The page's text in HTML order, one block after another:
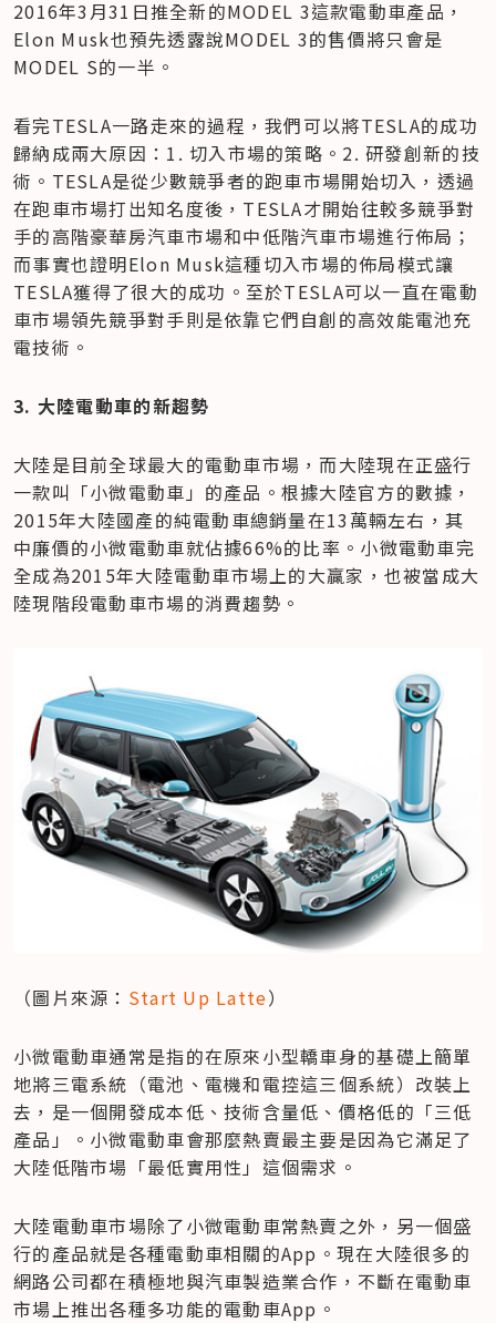
2016年3月31日推全新的MODEL 3這款電動車產品，
Elon Musk也預先透露說MODEL 3的售價將只會是
MODEL S的一半。
看完TESLA一路走來的過程，我們可以將TESLA的成功
歸納成兩大原因：1. 切入市場的策略。2. 研發創新的技
術。TESLA是從少數競爭者的跑車市場開始切入，透過
在跑車市場打出知名度後，TESLA才開始往較多競爭對
手的高階豪華房汽車市場和中低階汽車市場進行佈局；
而事實也證明Elon Musk這種切入市場的佈局模式讓
TESLA獲得了很大的成功。至於TESLA可以一直在電動
車市場領先競爭對手則是依靠它們自創的高效能電池充
電技術。
3. 大陸電動車的新趨勢
大陸是目前全球最大的電動車市場，而大陸現在正盛行
一款叫「小微電動車」的產品。根據大陸官方的數據，
2015年大陸國產的純電動車總銷量在13萬輛左右，其
中廉價的小微電動車就佔據66%的比率。小微電動車完
全成為2015年大陸電動車市場上的大贏家，也被當成大
陸現階段電動車市場的消費趨勢。
（圖片來源： Start Up Latte）
小微電動車通常是指的在原來小型轎車身的基礎上簡單
地將三電系統（電池、電機和電控這三個系統）改裝上
去，是一個開發成本低、技術含量低、價格低的「三低
產品」。小微電動車會那麼熱賣最主要是因為它滿足了
大陸低階市場「最低實用性」這個需求。
大陸電動車市場除了小微電動車常熱賣之外，另一個盛
行的產品就是各種電動車相關的App。現在大陸很多的
網路公司都在積極地與汽車製造業合作，不斷在電動車
市場上推出各種多功能的電動車App。